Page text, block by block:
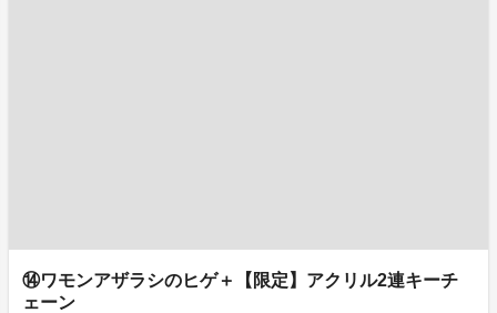
⑭ワモンアザラシのヒゲ＋【限定】アクリル2連キーチ
ェーン